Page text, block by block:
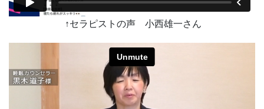
↑セラピストの声 小西雄一さん